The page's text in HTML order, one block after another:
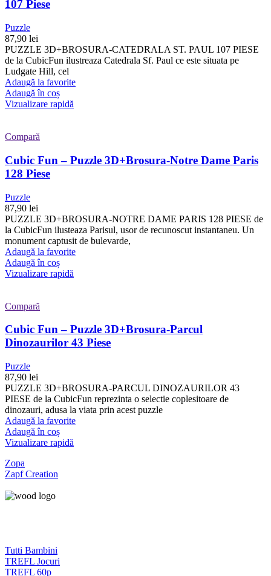
107 Piese
Puzzle
87,90 lei
PUZZLE 3D+BROSURA-CATEDRALA ST. PAUL 107 PIESE
de la CubicFun ilustreaza Catedrala Sf. Paul ce este situata pe
Ludgate Hill, cel
Adaugă la favorite
Adaugă în coș
Vizualizare rapidă
Compară
Cubic Fun – Puzzle 3D+Brosura-Notre Dame Paris
128 Piese
Puzzle
87,90 lei
PUZZLE 3D+BROSURA-NOTRE DAME PARIS 128 PIESE de
la CubicFun ilusteaza Parisul, usor de recunoscut instantaneu. Un
monument captusit de bulevarde,
Adaugă la favorite
Adaugă în coș
Vizualizare rapidă
Compară
Cubic Fun – Puzzle 3D+Brosura-Parcul
Dinozaurilor 43 Piese
Puzzle
87,90 lei
PUZZLE 3D+BROSURA-PARCUL DINOZAURILOR 43
PIESE de la CubicFun reprezinta o selectie coplesitoare de
dinozauri, adusa la viata prin acest puzzle
Adaugă la favorite
Adaugă în coș
Vizualizare rapidă
Zopa
Zapf Creation
Tutti Bambini
TREFL Jocuri
TREFL 60p